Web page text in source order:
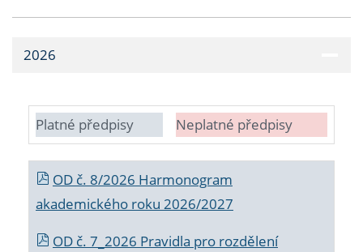
2026
Platné předpisy Neplatné předpisy
OD č. 8/2026 Harmonogram
akademického roku 2026/2027
OD č. 7_2026 Pravidla pro rozdělení